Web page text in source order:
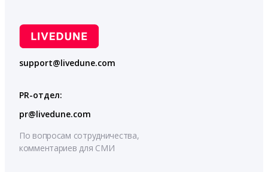
support@livedune.com
PR-отдел:
pr@livedune.com
По вопросам сотрудничества,
комментариев для СМИ